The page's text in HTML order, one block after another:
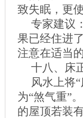
致失眠，更
专家建议
果已经住进
注意在适当
十八、床
风水上将
为“煞气重”
的屋顶若装